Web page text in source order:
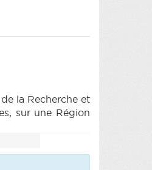
la Recherche et
sur une Région